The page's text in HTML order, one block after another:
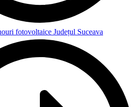
fotovoltaice Județul Suceava